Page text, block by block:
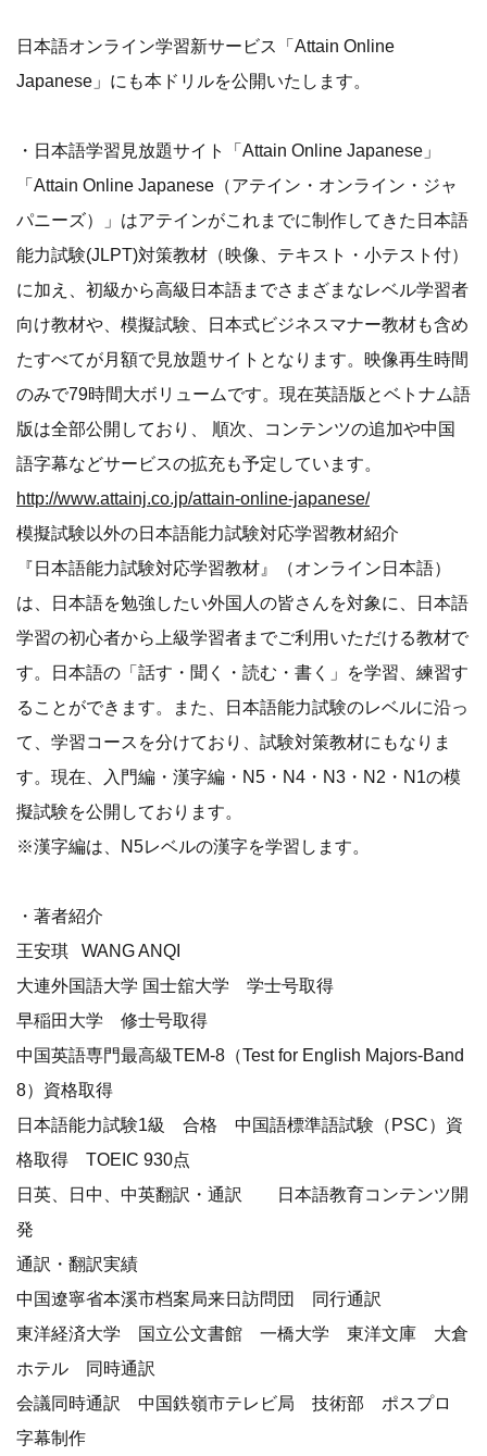
日本語オンライン学習新サービス「Attain Online
Japanese」にも本ドリルを公開いたします。
・日本語学習見放題サイト「Attain Online Japanese」
「Attain Online Japanese（アテイン・オンライン・ジャ
パニーズ）」はアテインがこれまでに制作してきた日本語
能力試験(JLPT)対策教材（映像、テキスト・小テスト付）
に加え、初級から高級日本語までさまざまなレベル学習者
向け教材や、模擬試験、日本式ビジネスマナー教材も含め
たすべてが月額で見放題サイトとなります。映像再生時間
のみで79時間大ボリュームです。現在英語版とベトナム語
版は全部公開しており、 順次、コンテンツの追加や中国
語字幕などサービスの拡充も予定しています。
http://www.attainj.co.jp/attain-online-japanese/
模擬試験以外の日本語能力試験対応学習教材紹介
『日本語能力試験対応学習教材』（オンライン日本語）
は、日本語を勉強したい外国人の皆さんを対象に、日本語
学習の初心者から上級学習者までご利用いただける教材で
す。日本語の「話す・聞く・読む・書く」を学習、練習す
ることができます。また、日本語能力試験のレベルに沿っ
て、学習コースを分けており、試験対策教材にもなりま
す。現在、入門編・漢字編・N5・N4・N3・N2・N1の模
擬試験を公開しております。
※漢字編は、N5レベルの漢字を学習します。
・著者紹介
王安琪 WANG ANQI
大連外国語大学 国士舘大学 学士号取得
早稲田大学 修士号取得
中国英語専門最高級TEM-8（Test for English Majors-Band
8）資格取得
日本語能力試験1級 合格 中国語標準語試験（PSC）資
格取得 TOEIC 930点
日英、日中、中英翻訳・通訳 日本語教育コンテンツ開
発
通訳・翻訳実績
中国遼寧省本溪市档案局来日訪問団 同行通訳
東洋経済大学 国立公文書館 一橋大学 東洋文庫 大倉
ホテル 同時通訳
会議同時通訳 中国鉄嶺市テレビ局 技術部 ポスプロ
字幕制作